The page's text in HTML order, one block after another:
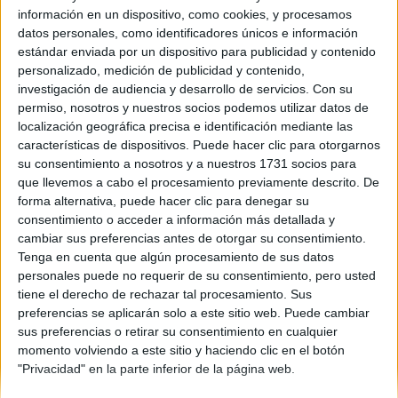
información en un dispositivo, como cookies, y procesamos
datos personales, como identificadores únicos e información
estándar enviada por un dispositivo para publicidad y contenido
personalizado, medición de publicidad y contenido,
investigación de audiencia y desarrollo de servicios. Con su
permiso, nosotros y nuestros socios podemos utilizar datos de
localización geográfica precisa e identificación mediante las
características de dispositivos. Puede hacer clic para otorgarnos
su consentimiento a nosotros y a nuestros 1731 socios para
que llevemos a cabo el procesamiento previamente descrito. De
forma alternativa, puede hacer clic para denegar su
consentimiento o acceder a información más detallada y
cambiar sus preferencias antes de otorgar su consentimiento.
Tenga en cuenta que algún procesamiento de sus datos
personales puede no requerir de su consentimiento, pero usted
tiene el derecho de rechazar tal procesamiento. Sus
preferencias se aplicarán solo a este sitio web. Puede cambiar
sus preferencias o retirar su consentimiento en cualquier
momento volviendo a este sitio y haciendo clic en el botón
"Privacidad" en la parte inferior de la página web.
Comunidad:
Galicia
Año del examen:
2013
Mes de examen:
Junio
Septiembre
Asignatura:
Lengua Gallega y Literatura
Fichero Examen:
ex-men-selectividad-lengua-gallega-y-literatura-galicia-2013-
junio.pdf
Quiénes somos|Contactar|Anúnciate
Aviso legal|Politica de privacidad|Condiciones generales